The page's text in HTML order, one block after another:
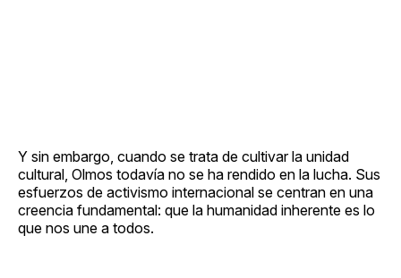
Y sin embargo, cuando se trata de cultivar la unidad
cultural, Olmos todavía no se ha rendido en la lucha. Sus
esfuerzos de activismo internacional se centran en una
creencia fundamental: que la humanidad inherente es lo
que nos une a todos.